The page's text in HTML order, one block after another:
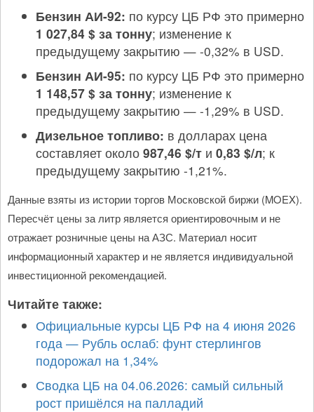
Бензин АИ-92: по курсу ЦБ РФ это примерно
1 027,84 $ за тонну; изменение к
предыдущему закрытию — -0,32% в USD.
Бензин АИ-95: по курсу ЦБ РФ это примерно
1 148,57 $ за тонну; изменение к
предыдущему закрытию — -1,29% в USD.
Дизельное топливо: в долларах цена
составляет около 987,46 $/т и 0,83 $/л; к
предыдущему закрытию -1,21%.
Данные взяты из истории торгов Московской биржи (MOEX).
Пересчёт цены за литр является ориентировочным и не
отражает розничные цены на АЗС. Материал носит
информационный характер и не является индивидуальной
инвестиционной рекомендацией.
Читайте также:
Официальные курсы ЦБ РФ на 4 июня 2026
года — Рубль ослаб: фунт стерлингов
подорожал на 1,34%
Сводка ЦБ на 04.06.2026: самый сильный
рост пришёлся на палладий